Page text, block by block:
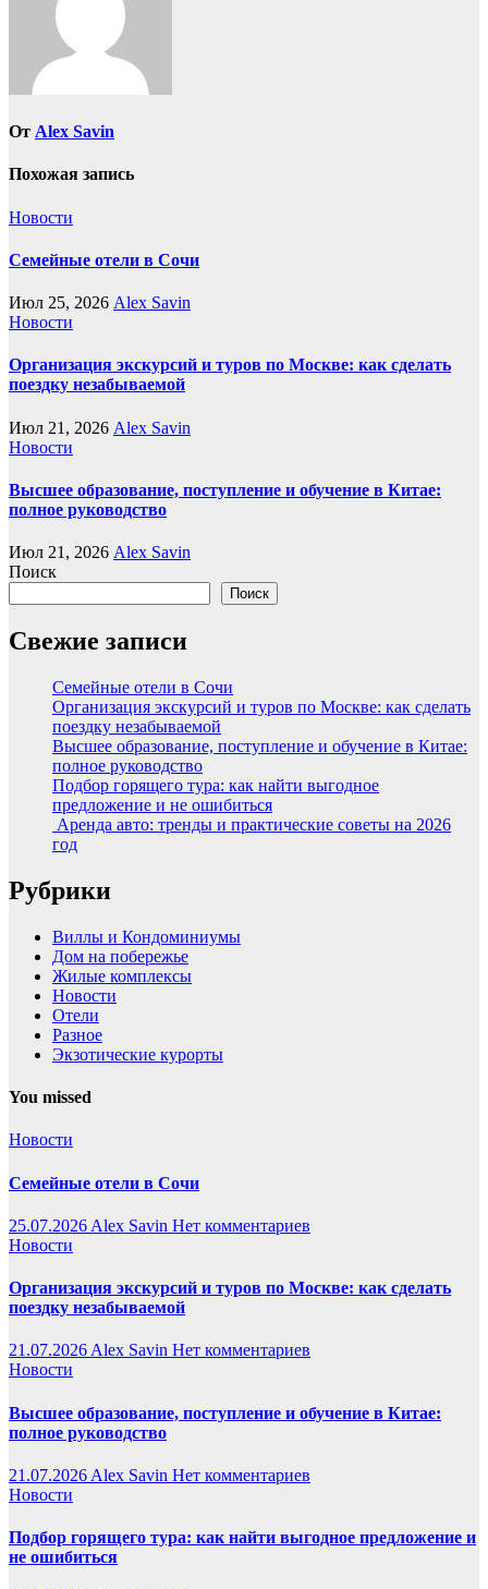
От Alex Savin
Похожая запись
Новости
Семейные отели в Сочи
Июл 25, 2026 Alex Savin
Новости
Организация экскурсий и туров по Москве: как сделать
поездку незабываемой
Июл 21, 2026 Alex Savin
Новости
Высшее образование, поступление и обучение в Китае:
полное руководство
Июл 21, 2026 Alex Savin
Поиск
Поиск
Свежие записи
Семейные отели в Сочи
Организация экскурсий и туров по Москве: как сделать
поездку незабываемой
Высшее образование, поступление и обучение в Китае:
полное руководство
Подбор горящего тура: как найти выгодное
предложение и не ошибиться
Аренда авто: тренды и практические советы на 2026
год
Рубрики
Виллы и Кондоминиумы
Дом на побережье
Жилые комплексы
Новости
Отели
Разное
Экзотические курорты
You missed
Новости
Семейные отели в Сочи
25.07.2026 Alex Savin Нет комментариев
Новости
Организация экскурсий и туров по Москве: как сделать
поездку незабываемой
21.07.2026 Alex Savin Нет комментариев
Новости
Высшее образование, поступление и обучение в Китае:
полное руководство
21.07.2026 Alex Savin Нет комментариев
Новости
Подбор горящего тура: как найти выгодное предложение и
не ошибиться